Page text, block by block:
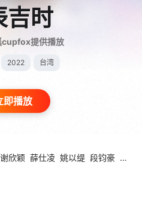
吉时
cupfox提供播放
2022 台湾
即播放
谢欣颖 薛仕凌 姚以缇 段钧豪 黄仲